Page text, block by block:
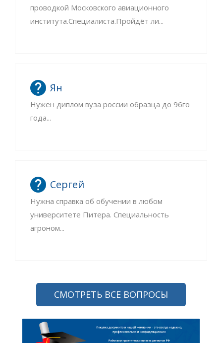
проводкой Московского авиационного
института.Специалиста.Пройдёт ли...
Ян
Нужен диплом вуза россии образца до 96го
года...
Сергей
Нужна справка об обучении в любом
университете Питера. Специальность
агроном...
СМОТРЕТЬ ВСЕ ВОПРОСЫ